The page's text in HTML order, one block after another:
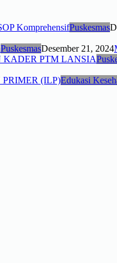
Puskesmas
PuskesmasDesember 21, 2024
Edukasi